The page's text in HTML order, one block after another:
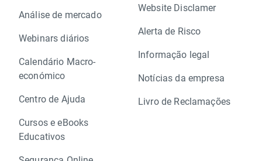
Análise de mercado
Webinars diários
Calendário Macro-
económico
Centro de Ajuda
Cursos e eBooks
Educativos
Website Disclamer
Alerta de Risco
Informação legal
Notícias da empresa
Livro de Reclamações